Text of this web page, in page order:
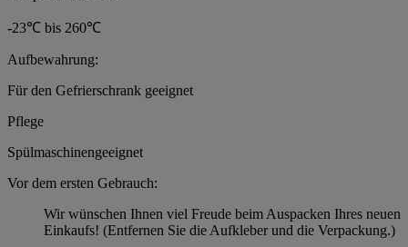
-23℃ bis 260℃
Aufbewahrung:
Für den Gefrierschrank geeignet
Pflege
Spülmaschinengeeignet
Vor dem ersten Gebrauch:
Wir wünschen Ihnen viel Freude beim Auspacken Ihres neuen
Einkaufs! (Entfernen Sie die Aufkleber und die Verpackung.)